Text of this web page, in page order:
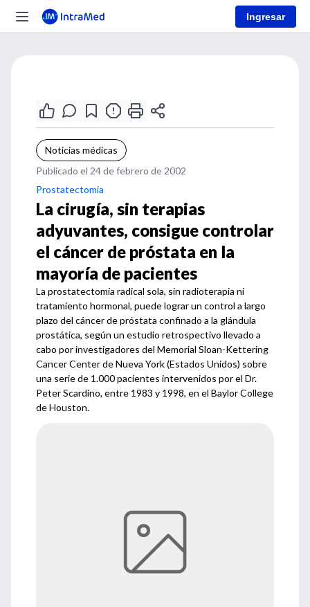
Ingresar
Noticias médicas
Publicado el 24 de febrero de 2002
Prostatectomía
La cirugía, sin terapias
adyuvantes, consigue controlar
el cáncer de próstata en la
mayoría de pacientes
La prostatectomía radical sola, sin radioterapia ni
tratamiento hormonal, puede lograr un control a largo
plazo del cáncer de próstata confinado a la glándula
prostática, según un estudio retrospectivo llevado a
cabo por investigadores del Memorial Sloan-Kettering
Cancer Center de Nueva York (Estados Unidos) sobre
una serie de 1.000 pacientes intervenidos por el Dr.
Peter Scardino, entre 1983 y 1998, en el Baylor College
de Houston.